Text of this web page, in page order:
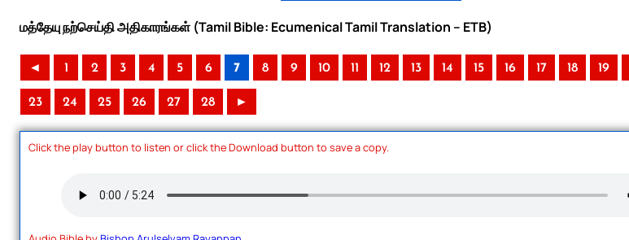
மத்தேயு நற்செய்தி அதிகாரங்கள் (Tamil Bible: Ecumenical Tamil Translation – ETB)
◄ 1 2 3 4 5 6 7 8 9 10 11 12 13 14 15 16 17 18 19
23 24 25 26 27 28 ►
Click the play button to listen or click the Download button to save a copy.